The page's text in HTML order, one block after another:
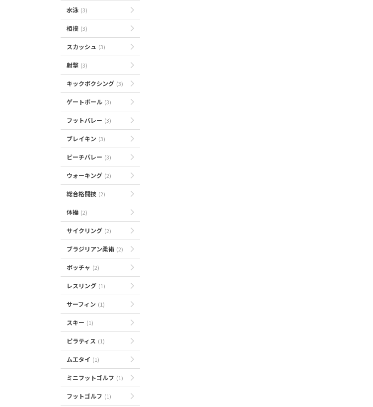
水泳 (3)
相撲 (3)
スカッシュ (3)
射撃 (3)
キックボクシング (3)
ゲートボール (3)
フットバレー (3)
ブレイキン (3)
ビーチバレー (3)
ウォーキング (2)
総合格闘技 (2)
体操 (2)
サイクリング (2)
ブラジリアン柔術 (2)
ボッチャ (2)
レスリング (1)
サーフィン (1)
スキー (1)
ピラティス (1)
ムエタイ (1)
ミニフットゴルフ (1)
フットゴルフ (1)